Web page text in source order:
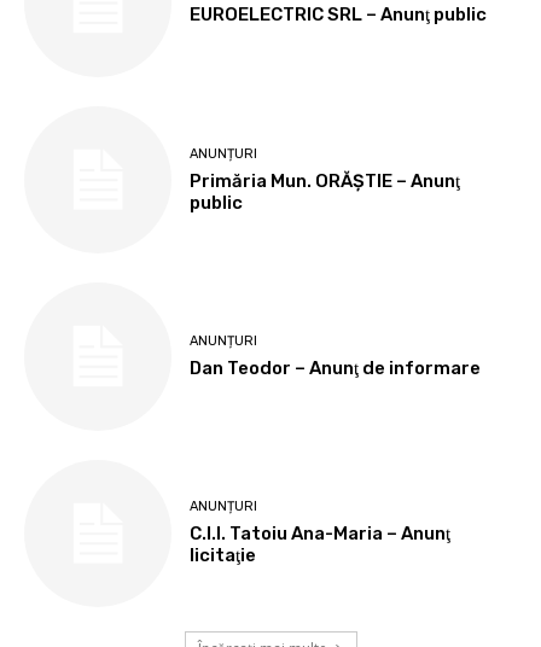
EUROELECTRIC SRL – Anunţ public
ANUNȚURI
Primăria Mun. ORĂȘTIE – Anunţ
public
ANUNȚURI
Dan Teodor – Anunţ de informare
ANUNȚURI
C.I.I. Tatoiu Ana-Maria – Anunţ
licitaţie